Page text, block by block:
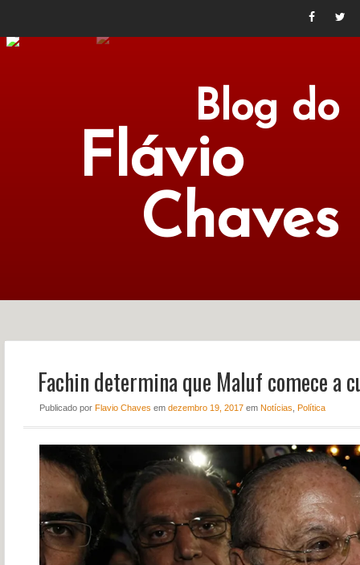
Blog do
Flávio
Chaves
NOTÍCIAS PERFIL
CONTATO
Fachin determina que Maluf comece a
Publicado por Flavio Chaves em dezembro 19, 2017em Notícias Política